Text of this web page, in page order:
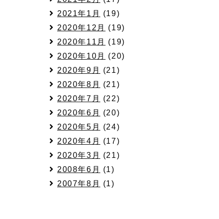
2021年1月
(19)
2020年12月
(19)
2020年11月
(19)
2020年10月
(20)
2020年9月
(21)
2020年8月
(21)
2020年7月
(22)
2020年6月
(20)
2020年5月
(24)
2020年4月
(17)
2020年3月
(21)
2008年6月
(1)
2007年8月
(1)